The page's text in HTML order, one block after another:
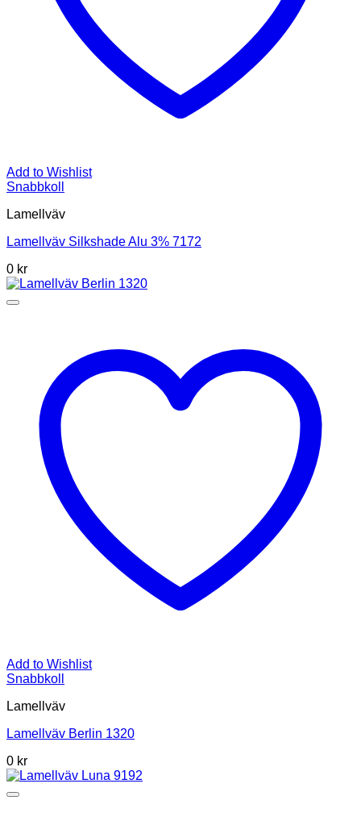
Add to Wishlist
Snabbkoll
Lamellväv
Lamellväv Silkshade Alu 3% 7172
0 kr
Add to Wishlist
Snabbkoll
Lamellväv
Lamellväv Berlin 1320
0 kr